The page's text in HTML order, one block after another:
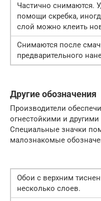
Частично снимаются.
помощи скребка,
слой можно клеить
Снимаются после
предварительного
Другие обозначения
Производители
огнестойкими и
Специальные значки
малознакомые
Обои с верхним
несколько слоев.